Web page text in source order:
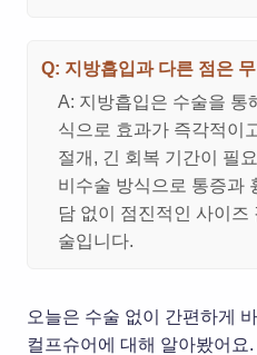
Q: 지방흡입과 다른 점은
A: 지방흡입은 수술을 통
식으로 효과가 즉각적이
절개, 긴 회복 기간이 필
비수술 방식으로 통증과
담 없이 점진적인 사이즈
술입니다.
오늘은 수술 없이 간편하게
컬프슈어에 대해 알아봤어요